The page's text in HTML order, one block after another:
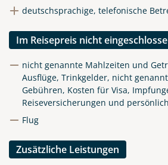
deutschsprachige, telefonische
Im Reisepreis nicht
nicht genannte Mahlzeiten und
Ausflüge, Trinkgelder, nicht
Gebühren, Kosten für Visa,
Reiseversicherungen und
Flug
Zusätzliche Leistungen